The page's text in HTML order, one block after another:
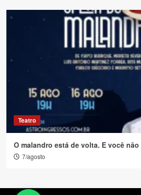
Teatro
O malandro está de volta. E você
7/agosto